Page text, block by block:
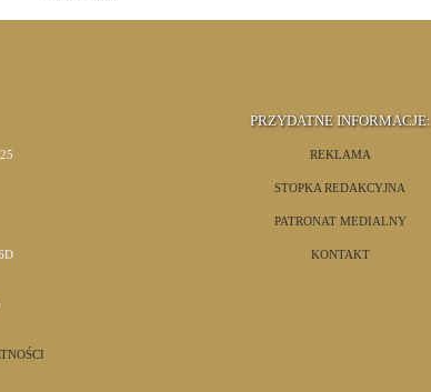
PRZYDATNE INFORMACJE:
REKLAMA
STOPKA REDAKCYJNA
PATRONAT MEDIALNY
KONTAKT